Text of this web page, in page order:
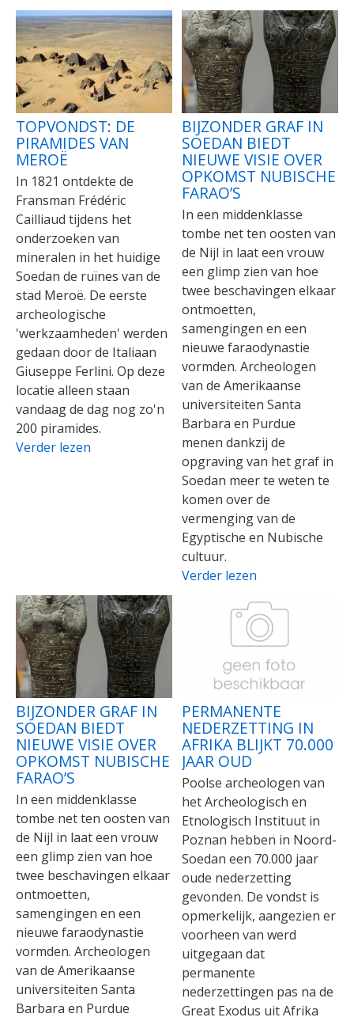
TOPVONDST: DE
PIRAMIDES VAN
MEROË
In 1821 ontdekte de
Fransman Frédéric
Cailliaud tijdens het
onderzoeken van
mineralen in het huidige
Soedan de ruïnes van de
stad Meroë. De eerste
archeologische
'werkzaamheden' werden
gedaan door de Italiaan
Giuseppe Ferlini. Op deze
locatie alleen staan
vandaag de dag nog zo'n
200 piramides.
Verder lezen
BIJZONDER GRAF IN
SOEDAN BIEDT
NIEUWE VISIE OVER
OPKOMST NUBISCHE
FARAO’S
In een middenklasse
tombe net ten oosten van
de Nijl in laat een vrouw
een glimp zien van hoe
twee beschavingen elkaar
ontmoetten,
samengingen en een
nieuwe faraodynastie
vormden. Archeologen
van de Amerikaanse
universiteiten Santa
Barbara en Purdue
menen dankzij de
opgraving van het graf in
Soedan meer te weten te
komen over de
vermenging van de
Egyptische en Nubische
cultuur.
Verder lezen
BIJZONDER GRAF IN
SOEDAN BIEDT
NIEUWE VISIE OVER
OPKOMST NUBISCHE
FARAO’S
In een middenklasse
tombe net ten oosten van
de Nijl in laat een vrouw
een glimp zien van hoe
twee beschavingen elkaar
ontmoetten,
samengingen en een
nieuwe faraodynastie
vormden. Archeologen
van de Amerikaanse
universiteiten Santa
Barbara en Purdue
PERMANENTE
NEDERZETTING IN
AFRIKA BLIJKT 70.000
JAAR OUD
Poolse archeologen van
het Archeologisch en
Etnologisch Instituut in
Poznan hebben in Noord-
Soedan een 70.000 jaar
oude nederzetting
gevonden. De vondst is
opmerkelijk, aangezien er
voorheen van werd
uitgegaan dat
permanente
nederzettingen pas na de
Great Exodus uit Afrika